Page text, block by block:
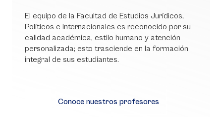
El equipo de la Facultad de Estudios Jurídicos,
Políticos e Internacionales es reconocido por su
calidad académica, estilo humano y atención
personalizada; esto trasciende en la formación
integral de sus estudiantes.
Conoce nuestros profesores